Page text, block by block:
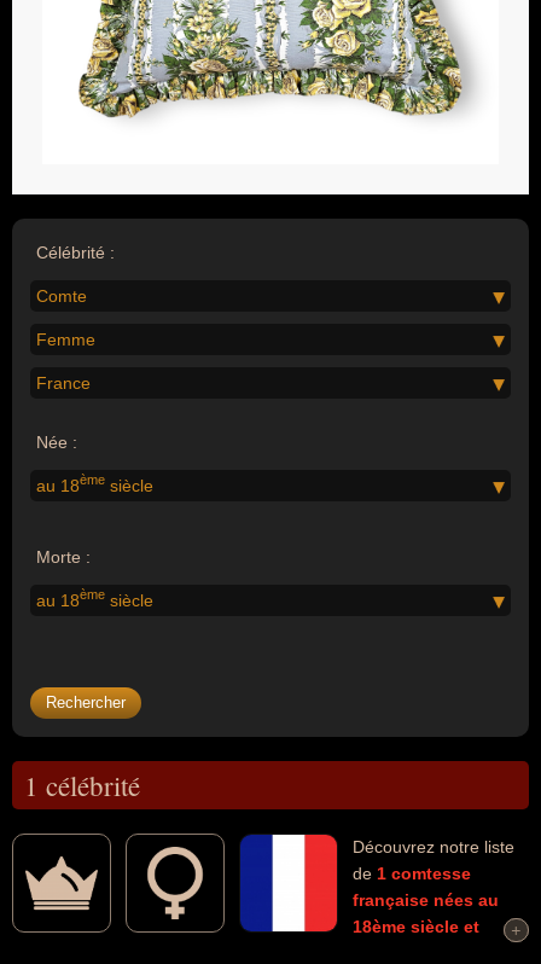
Célébrité :
Comte
Femme
France
Née :
au 18ème siècle
Morte :
au 18ème siècle
1 célébrité
Découvrez notre liste
de 1 comtesse
française nées au
18ème siècle et
+
+